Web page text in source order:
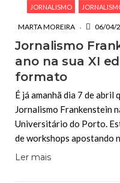
JORNALISMO
MARTA MOREIRA 06/04/
Jornalismo
ano na sua XI
formato
É já amanhã dia 7 de abril
Jornalismo Frankenstein
Universitário do Porto.
de workshops apostando
Ler mais